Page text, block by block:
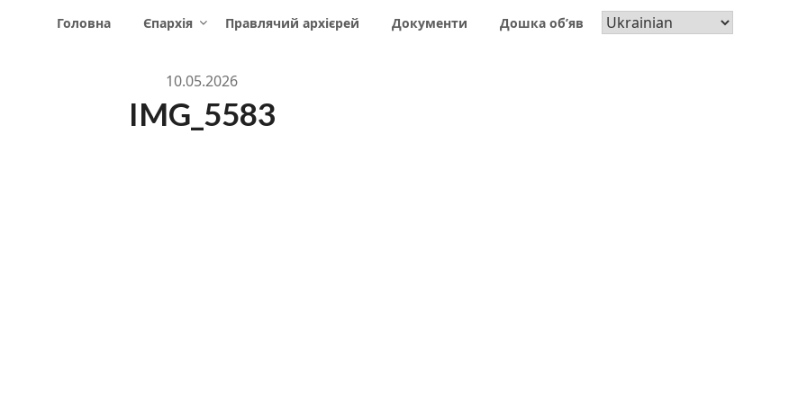
Головна Єпархія Правлячий архієрей Документи Дошка об’яв
10.05.2026
IMG_5583